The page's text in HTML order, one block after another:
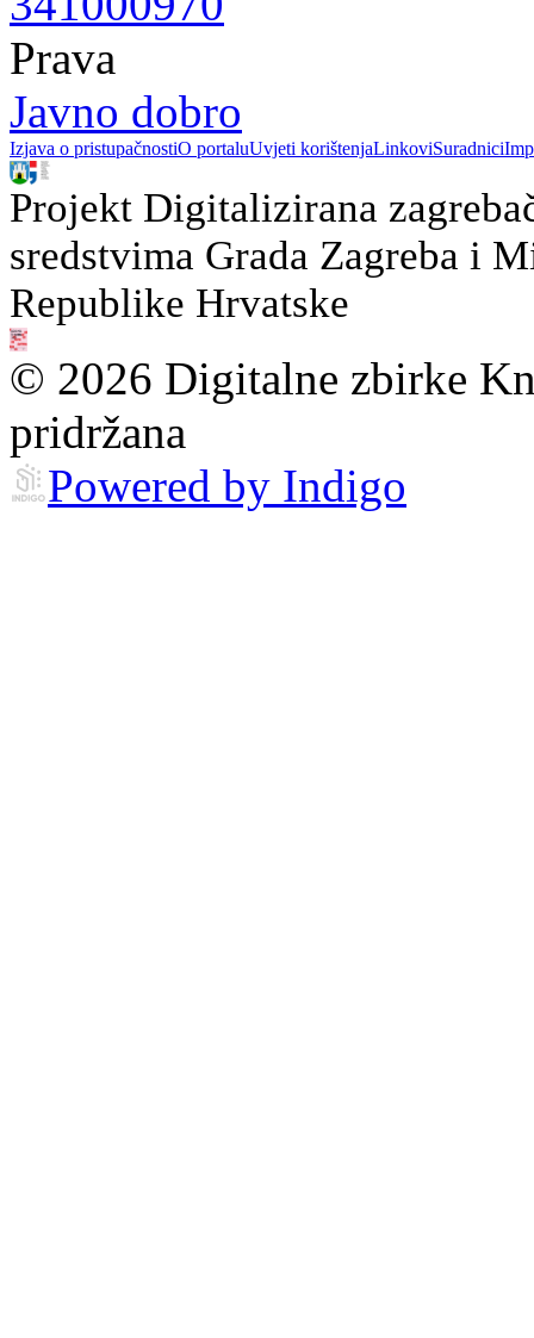
Prava
Javno dobro
Izjava o pristupačnostiO portaluUvjeti korištenjaLinkoviSuradnici
Projekt Digitalizirana
sredstvima Grada Zagreba i
Republike Hrvatske
© 2026 Digitalne zbirke
pridržana
Powered by Indigo